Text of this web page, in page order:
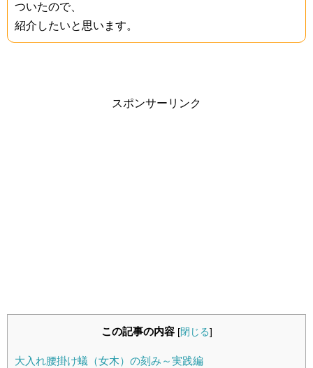
ついたので、
紹介したいと思います。
スポンサーリンク
この記事の内容 [閉じる]
大入れ腰掛け蟻（女木）の刻み～実践編